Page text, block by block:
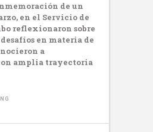
de un
en el Servicio de
reflexionaron sobre
en materia de
a
amplia trayectoria